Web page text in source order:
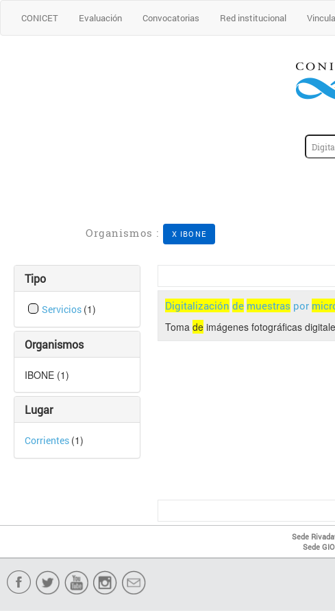
CONICET Evaluación Convocatorias Red institucional
Organismos : X IBONE
Tipo
Servicios (1)
Organismos
IBONE (1)
Lugar
Corrientes (1)
Digitalización de muestras por
Toma de imágenes fotográficas
Sede
Sede